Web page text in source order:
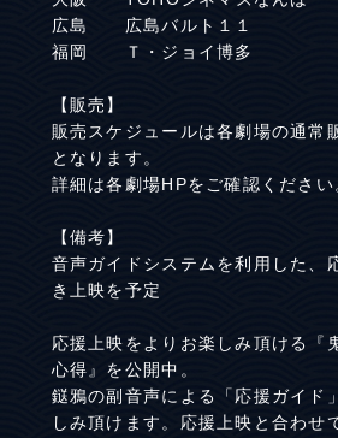
広島 広島バルト１１
福岡 Ｔ・ジョイ博多
【販売】
販売スケジュールは各劇場の通常
となります。
詳細は各劇場HPをご確認ください
【備考】
音声ガイドシステムを利用した、
き上映を予定
応援上映をよりお楽しみ頂ける『
心得』を公開中。
鎹鴉の副音声による「応援ガイド
しみ頂けます。応援上映と合わせ